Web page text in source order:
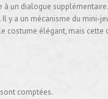
un dialogue
a un mécanisme du mini-
costume élégant, mais
comptées.